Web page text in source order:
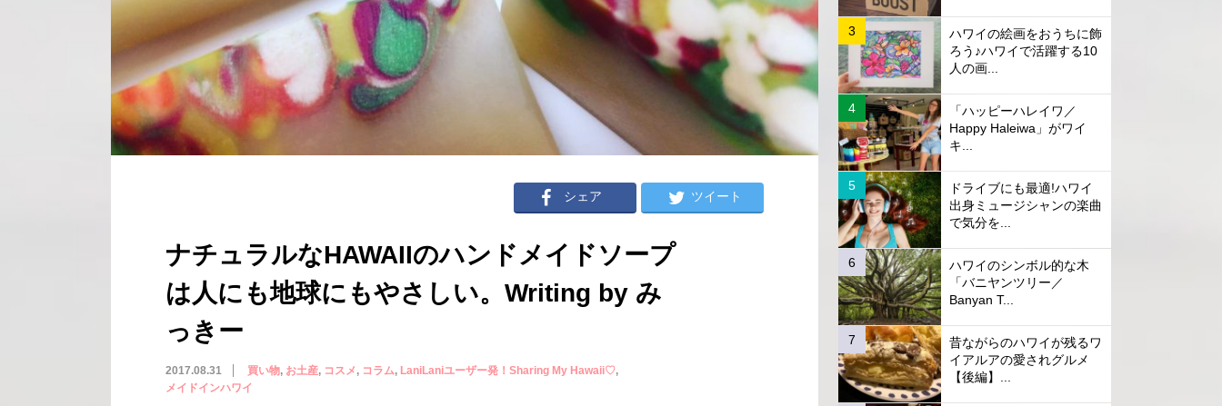
シェア ツイート
ナチュラルなHAWAIIのハンドメイドソープ
は人にも地球にもやさしい。Writing by み
っきー
2017.08.31 買い物 お土産 コスメ コラム LaniLaniユーザー発！Sharing My Hawaii♡
メイドインハワイ
ハワイの絵画をおうちに飾
ろう♪ハワイで活躍する10
人の画...
「ハッピーハレイワ／
Happy Haleiwa」がワイ
キ...
ドライブにも最適!ハワイ
出身ミュージシャンの楽曲
で気分を...
ハワイのシンボル的な木
「バニヤンツリー／
Banyan T...
昔ながらのハワイが残るワ
イアルアの愛されグルメ
【後編】...